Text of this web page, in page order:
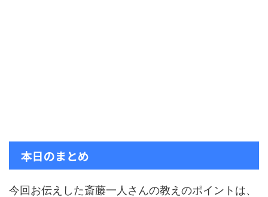
本日のまとめ
今回お伝えした斎藤一人さんの教えのポイントは、